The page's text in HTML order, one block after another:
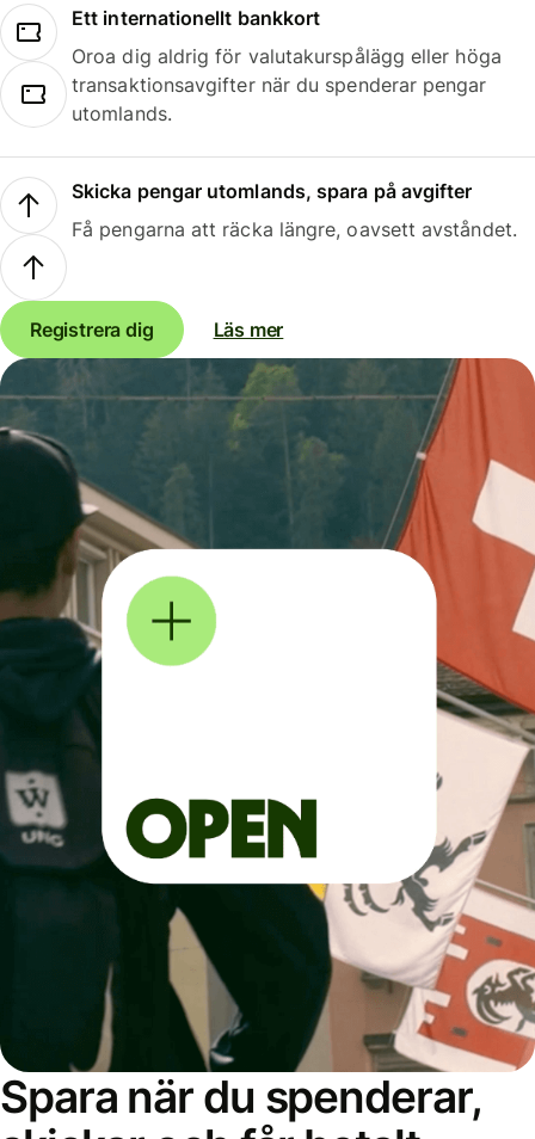
Ett internationellt bankkort
Oroa dig aldrig för valutakurspålägg eller höga
transaktionsavgifter när du spenderar pengar
utomlands.
Skicka pengar utomlands, spara på avgifter
Få pengarna att räcka längre, oavsett avståndet.
Registrera dig Läs mer
Spara när du spenderar,